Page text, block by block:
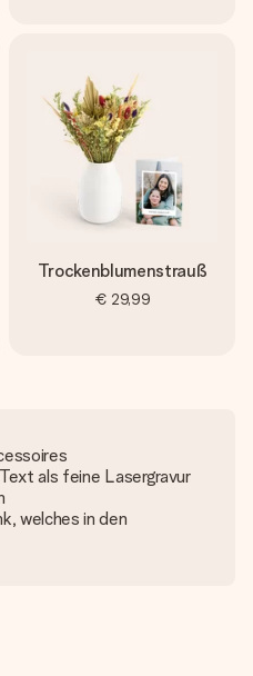
Trockenblumenstrauß
€ 29,99
als feine Lasergravur
welches in den